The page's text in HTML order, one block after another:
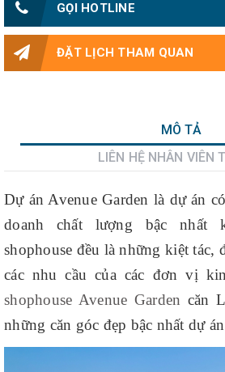
GỌI HOTLINE
ĐẶT LỊCH THAM QUAN
MÔ TẢ
LIÊN HỆ NHÂN VIÊN
Dự án Avenue Garden là dự án
doanh chất lượng bậc nhất
shophouse đều là những kiệt tác,
các nhu cầu của các đơn vị
shophouse Avenue Garden căn
những căn góc đẹp bậc nhất dự